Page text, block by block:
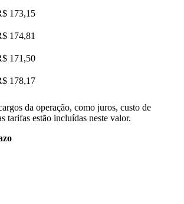
173,15
174,81
171,50
178,17
da operação, como juros, custo de
tarifas estão incluídas neste valor.